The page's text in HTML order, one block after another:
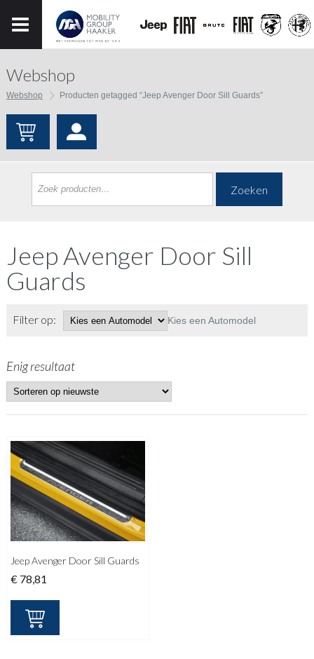
Webshop
Webshop Producten getagged “Jeep Avenger Door Sill Guards”
Zoeken
Jeep Avenger Door Sill
Guards
Filter op: Kies een Automodel
Enig resultaat
Jeep Avenger Door Sill Guards
€ 78,81